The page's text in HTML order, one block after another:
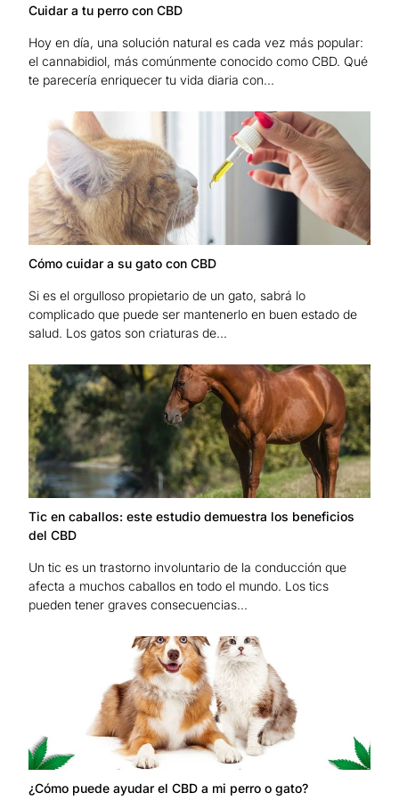
Cuidar a tu perro con CBD
Hoy en día, una solución natural es cada vez más popular:
el cannabidiol, más comúnmente conocido como CBD. Qué
te parecería enriquecer tu vida diaria con...
Cómo cuidar a su gato con CBD
Si es el orgulloso propietario de un gato, sabrá lo
complicado que puede ser mantenerlo en buen estado de
salud. Los gatos son criaturas de...
Tic en caballos: este estudio demuestra los beneficios
del CBD
Un tic es un trastorno involuntario de la conducción que
afecta a muchos caballos en todo el mundo. Los tics
pueden tener graves consecuencias...
¿Cómo puede ayudar el CBD a mi perro o gato?